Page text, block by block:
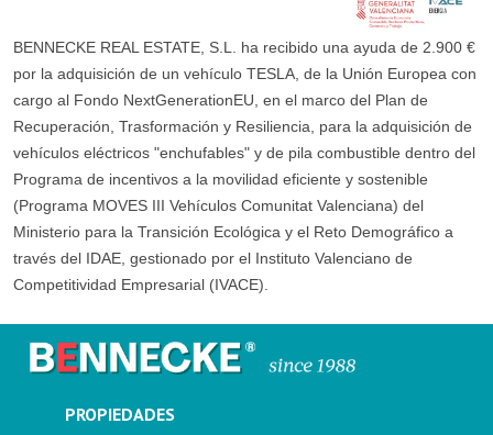
BENNECKE REAL ESTATE, S.L. ha recibido una ayuda de 2.900 €
por la adquisición de un vehículo TESLA, de la Unión Europea con
cargo al Fondo NextGenerationEU, en el marco del Plan de
Recuperación, Trasformación y Resiliencia, para la adquisición de
vehículos eléctricos "enchufables" y de pila combustible dentro del
Programa de incentivos a la movilidad eficiente y sostenible
(Programa MOVES III Vehículos Comunitat Valenciana) del
Ministerio para la Transición Ecológica y el Reto Demográfico a
través del IDAE, gestionado por el Instituto Valenciano de
Competitividad Empresarial (IVACE).
PROPIEDADES